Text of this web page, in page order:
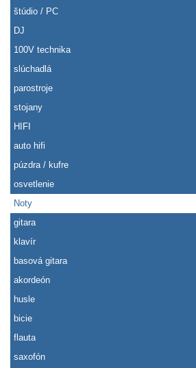
štúdio / PC
DJ
100V technika
slúchadlá
parostroje
stojany
HIFI
auto hifi
púzdra / kufre
osvetlenie
Noty
gitara
klavír
basová gitara
akordeón
husle
bicie
flauta
saxofón